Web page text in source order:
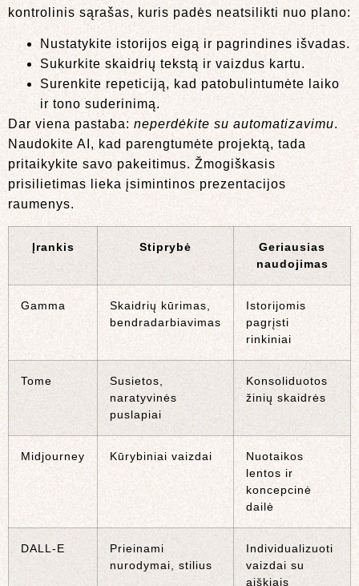
kontrolinis sąrašas, kuris padės neatsilikti nuo plano:
Nustatykite istorijos eigą ir pagrindines išvadas.
Sukurkite skaidrių tekstą ir vaizdus kartu.
Surenkite repeticiją, kad patobulintumėte laiko
ir tono suderinimą.
Dar viena pastaba: neperdėkite su automatizavimu.
Naudokite AI, kad parengtumėte projektą, tada
pritaikykite savo pakeitimus. Žmogiškasis
prisilietimas lieka įsimintinos prezentacijos
raumenys.
Įrankis Stiprybė
Geriausias
naudojimas
Gamma
Skaidrių kūrimas,
bendradarbiavimas
Istorijomis
pagrįsti
rinkiniai
Tome
Susietos,
naratyvinės
puslapiai
Konsoliduotos
žinių skaidrės
Midjourney Kūrybiniai vaizdai
Nuotaikos
lentos ir
koncepcinė
dailė
DALL-E
Prieinami
nurodymai, stilius
Individualizuoti
vaizdai su
aiškiais